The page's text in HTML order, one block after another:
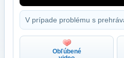
V prípade problému s
Obľúbené